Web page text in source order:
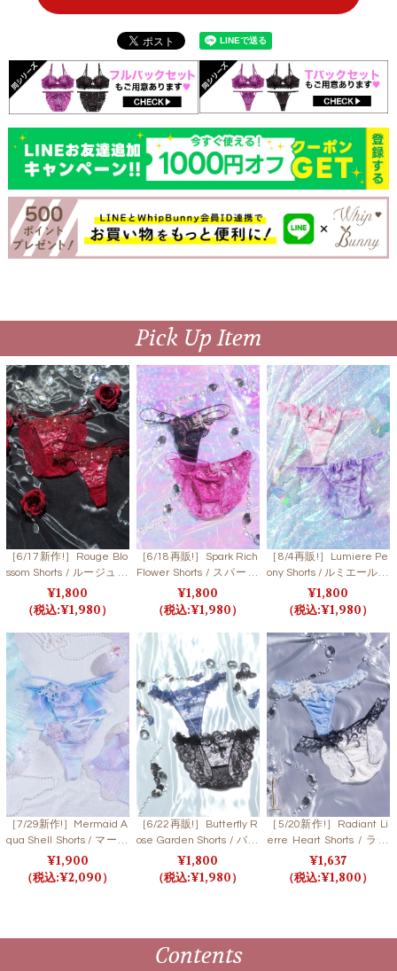
Pick Up Item
［6/17新作!］Rouge Blo
ssom Shorts / ルージュブ
ロッサムショーツ
1,800
1,980
［6/18再販!］Spark Rich
Flower Shorts / スパーク
リッチフラワーショーツ
1,800
1,980
［8/4再販!］Lumiere Pe
ony Shorts / ルミエールピ
オニーショーツ
1,800
1,980
［7/29新作!］Mermaid A
qua Shell Shorts / マーメ
イドアクアシェルショー
1,900
2,090
［6/22再販!］Butterfly R
ose Garden Shorts / バタ
フライローズガーデンシ
ョーツ
1,800
1,980
［5/20新作!］Radiant Li
erre Heart Shorts / ラデ
ィアントリエールハート
ショーツ
1,637
1,800
Contents